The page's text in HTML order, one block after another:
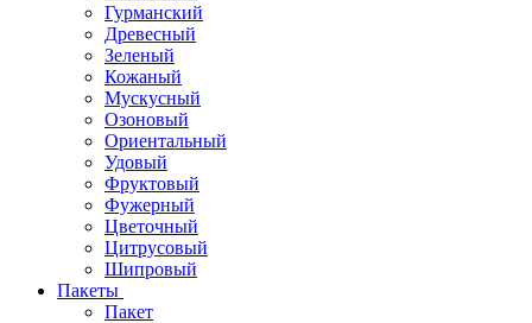
Гурманский
Древесный
Зеленый
Кожаный
Мускусный
Озоновый
Ориентальный
Удовый
Фруктовый
Фужерный
Цветочный
Цитрусовый
Шипровый
Пакеты
Пакет